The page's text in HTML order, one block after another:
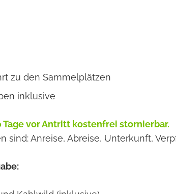
zu den Sammelplätzen
inklusive
Tage vor Antritt kostenfrei stornierbar.
sind: Anreise, Abreise, Unterkunft,